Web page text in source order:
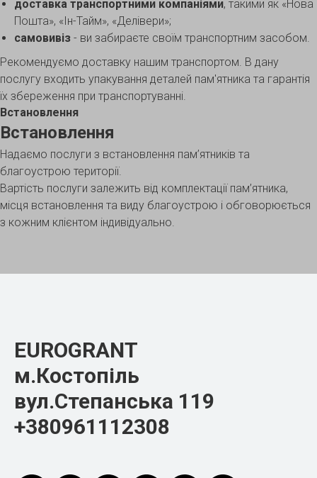
доставка транспортними компаніями, такими як «Нова
Пошта», «Ін-Тайм», «Делівери»;
самовивіз - ви забираєте своїм транспортним засобом.
Рекомендуємо доставку нашим транспортом. В дану
послугу входить упакування деталей пам'ятника та гарантія
їх збереження при транспортуванні.
Встановлення
Встановлення
Надаємо послуги з встановлення пам’ятників та
благоустрою території.
Вартість послуги залежить від комплектації пам’ятника,
місця встановлення та виду благоустрою і обговорюється
з кожним клієнтом індивідуально.
EUROGRANT
м.Костопіль
вул.Степанська 119
+380961112308